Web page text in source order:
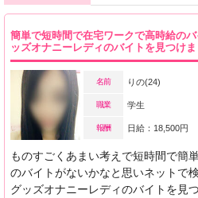
簡単で短時間で在宅ワークで高時給の
ッズオナニーレディのバイトを見つけま
名前 りの(24)
職業 学生
報酬 日給：18,500円
ものすごくあまい考えで短時間で簡
のバイトがないかなと思いネットで
グッズオナニーレディのバイトを見つ